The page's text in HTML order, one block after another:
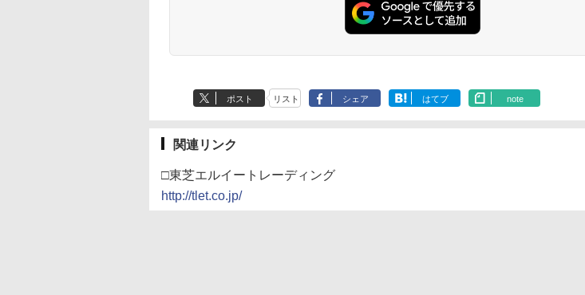
ポスト リスト シェア はてブ note
関連リンク
□東芝エルイートレーディング
http://tlet.co.jp/